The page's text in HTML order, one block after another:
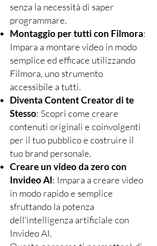
senza la necessità di saper
programmare.
Montaggio per tutti con Filmora:
Impara a montare video in modo
semplice ed efficace utilizzando
Filmora, uno strumento
accessibile a tutti.
Diventa Content Creator di te
Stesso: Scopri come creare
contenuti originali e coinvolgenti
per il tuo pubblico e costruire il
tuo brand personale.
Creare un video da zero con
Invideo AI: Impara a creare video
in modo rapido e semplice
sfruttando la potenza
dell'intelligenza artificiale con
Invideo AI.